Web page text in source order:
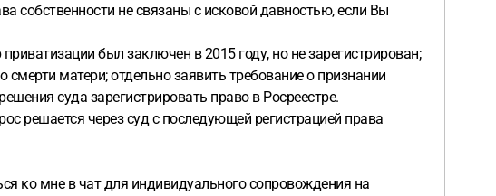
собственности не связаны с исковой давностью, если Вы
был заключен в 2015 году, но не зарегистрирован;
матери; отдельно заявить требование о признании
суда зарегистрировать право в Росреестре.
решается через суд с последующей регистрацией права
ко мне в чат для индивидуального сопровождения на